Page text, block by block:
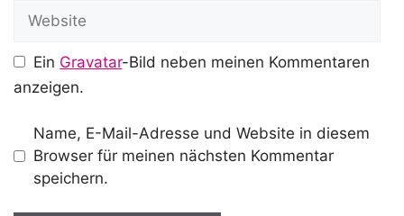
Website
Ein Gravatar-Bild neben meinen Kommentaren
anzeigen.
Name, E-Mail-Adresse und Website in diesem
Browser für meinen nächsten Kommentar
speichern.